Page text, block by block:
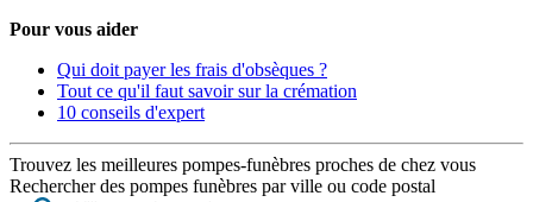
Pour vous aider
Qui doit payer les frais d'obsèques ?
Tout ce qu'il faut savoir sur la crémation
10 conseils d'expert
Trouvez les meilleures pompes-funèbres proches de chez vous
Rechercher des pompes funèbres par ville ou code postal